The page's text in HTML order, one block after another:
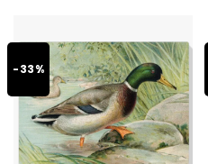
-33%